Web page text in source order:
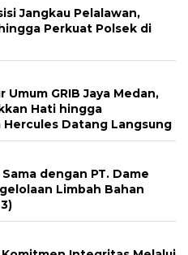
Jangkau Pelalawan,
Perkuat Polsek di
GRIB Jaya Medan,
Hati hingga
Datang Langsung
dengan PT. Dame
Limbah Bahan